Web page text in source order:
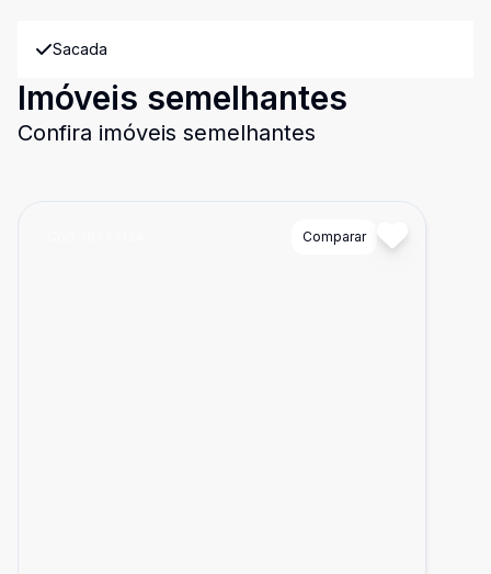
Sacada
Imóveis semelhantes
Confira imóveis semelhantes
Comparar